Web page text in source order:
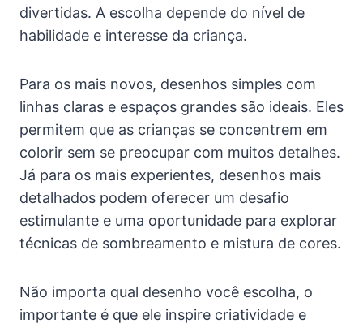
divertidas. A escolha depende do nível de
habilidade e interesse da criança.
Para os mais novos, desenhos simples com
linhas claras e espaços grandes são ideais. Eles
permitem que as crianças se concentrem em
colorir sem se preocupar com muitos detalhes.
Já para os mais experientes, desenhos mais
detalhados podem oferecer um desafio
estimulante e uma oportunidade para explorar
técnicas de sombreamento e mistura de cores.
Não importa qual desenho você escolha, o
importante é que ele inspire criatividade e